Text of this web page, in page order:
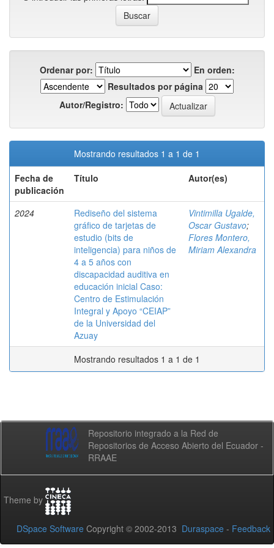
Ordenar por:
En orden:
Resultados por página
Autor/Registro:
Mostrando resultados 1 a 1 de 1
Fecha de
publicación
Título Autor(es)
2024
Rediseño del sistema
gráfico de tarjetas de
estudio (bits de
inteligencia) para niños de
4 a 5 años con
discapacidad auditiva en
educación inicial Caso:
Centro de Estimulación
Integral y Apoyo “CEIAP”
de la Universidad del
Azuay
Vintimilla Ugalde,
Oscar Gustavo;
Flores Montero,
Miriam Alexandra
Mostrando resultados 1 a 1 de 1
Repositorio integrado a la Red de
Repositorios de Acceso Abierto del Ecuador -
RRAAE
Theme by
DSpace Software Copyright © 2002-2013 Duraspace - Feedback